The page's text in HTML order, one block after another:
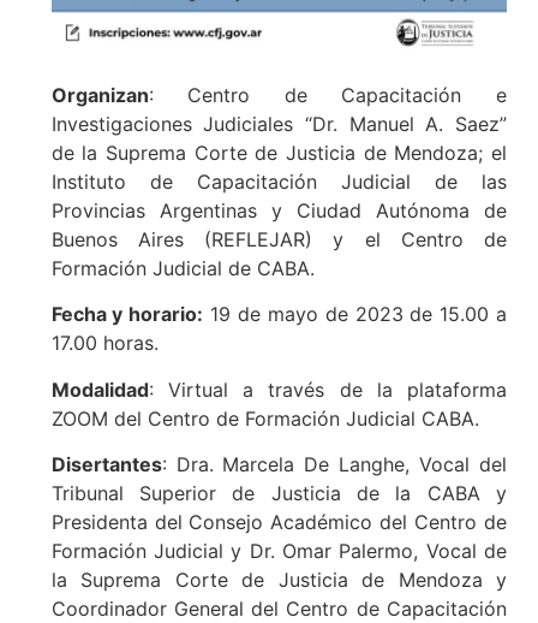
Organizan: Centro de Capacitación e
Investigaciones Judiciales “Dr. Manuel A. Saez”
de la Suprema Corte de Justicia de Mendoza; el
Instituto de Capacitación Judicial de las
Provincias Argentinas y Ciudad Autónoma de
Buenos Aires (REFLEJAR) y el Centro de
Formación Judicial de CABA.
Fecha y horario: 19 de mayo de 2023 de 15.00 a
17.00 horas.
Modalidad: Virtual a través de la plataforma
ZOOM del Centro de Formación Judicial CABA.
Disertantes: Dra. Marcela De Langhe, Vocal del
Tribunal Superior de Justicia de la CABA y
Presidenta del Consejo Académico del Centro de
Formación Judicial y Dr. Omar Palermo, Vocal de
la Suprema Corte de Justicia de Mendoza y
Coordinador General del Centro de Capacitación